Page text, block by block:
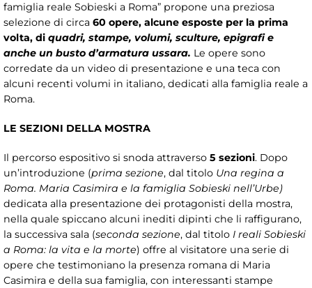
famiglia reale Sobieski a Roma” propone una preziosa
selezione di circa 60 opere, alcune esposte per la prima
volta, di quadri, stampe, volumi, sculture, epigrafi e
anche un busto d’armatura ussara. Le opere sono
corredate da un video di presentazione e una teca con
alcuni recenti volumi in italiano, dedicati alla famiglia reale a
Roma.
LE SEZIONI DELLA MOSTRA
Il percorso espositivo si snoda attraverso 5 sezioni. Dopo
un’introduzione (prima sezione, dal titolo Una regina a
Roma. Maria Casimira e la famiglia Sobieski nell’Urbe)
dedicata alla presentazione dei protagonisti della mostra,
nella quale spiccano alcuni inediti dipinti che li raffigurano,
la successiva sala (seconda sezione, dal titolo I reali Sobieski
a Roma: la vita e la morte) offre al visitatore una serie di
opere che testimoniano la presenza romana di Maria
Casimira e della sua famiglia, con interessanti stampe